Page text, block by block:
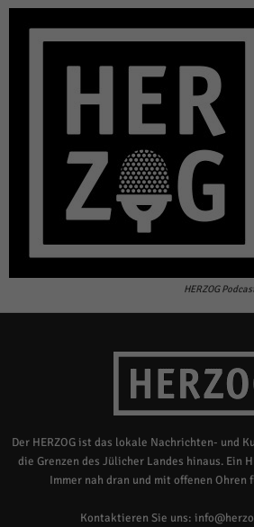
HERZOG
Der HERZOG ist das lokale Nachrichten- und
die Grenzen des Jülicher Landes hinaus. Ein
Immer nah dran und mit offenen Ohren
Kontaktieren Sie uns: